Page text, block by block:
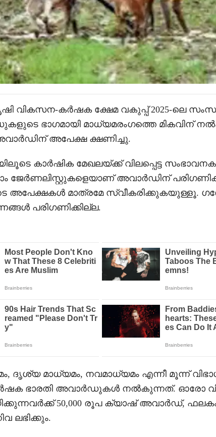
വികസന-കർഷക ക്ഷേമ വകുപ്പ് 2025-ലെ
ഭാഗമായി മാധ്യമരംഗത്തെ മികവിന്
അപേക്ഷ ക്ഷണിച്ചു.
കാർഷിക മേഖലയ്ക്ക് വിലപ്പെട്ട
ജേർണലിസ്റ്റുകളെയാണ് അവാർഡിന്
അപേക്ഷകൾ മാത്രമേ സ്വീകരിക്കുകയുള്ളൂ.
പരിഗണിക്കില്ല.
ദൃശ്യ മാധ്യമം, നവമാധ്യമം എന്നീ മൂന്ന്
ഭാരതി അവാർഡുകൾ നൽകുന്നത്. ഓരോ
50,000 രൂപ ക്യാഷ് അവാർഡ്,
ലഭിക്കും.